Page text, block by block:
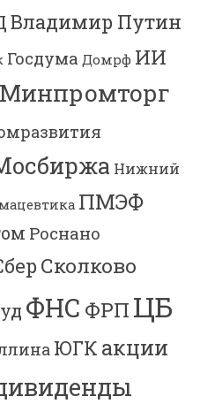
Владимир Путин
Госдума Домрф ИИ
Минпромторг
Нижний
ПМЭФ
Роснано
Сколково
ФНС ФРП ЦБ
ЮГК акции